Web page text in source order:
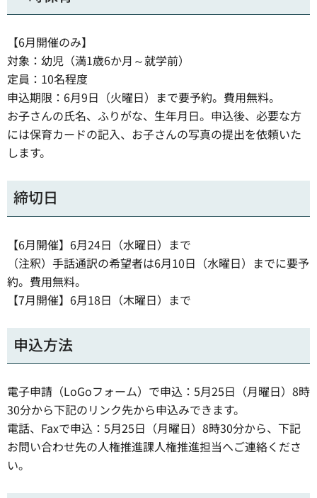
【6月開催のみ】
対象：幼児（満1歳6か月～就学前）
定員：10名程度
申込期限：6月9日（火曜日）まで要予約。費用無料。
お子さんの氏名、ふりがな、生年月日。申込後、必要な方
には保育カードの記入、お子さんの写真の提出を依頼いた
します。
締切日
【6月開催】6月24日（水曜日）まで
（注釈）手話通訳の希望者は6月10日（水曜日）までに要予
約。費用無料。
【7月開催】6月18日（木曜日）まで
申込方法
電子申請（LoGoフォーム）で申込：5月25日（月曜日）8時
30分から下記のリンク先から申込みできます。
電話、Faxで申込：5月25日（月曜日）8時30分から、下記
お問い合わせ先の人権推進課人権推進担当へご連絡くださ
い。